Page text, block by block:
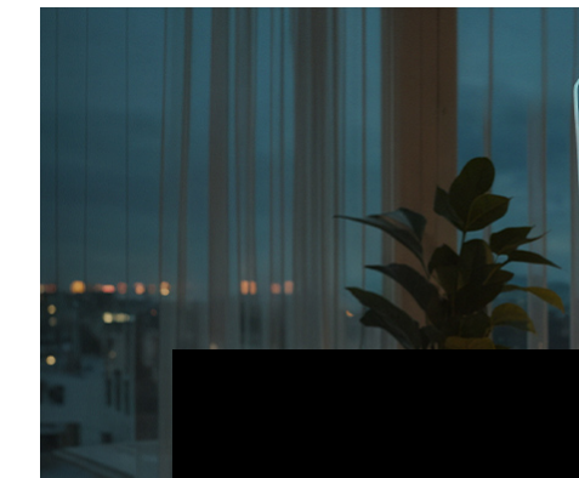
Project G-Assist
御、最適化を支援する実験的な AI アシスタン
プラグアンドプレイ: Project G-
ルで開催中) では、コミュニティを招いて AI
会を提供しています。参加者には、商品の獲
るチャンスがあります。